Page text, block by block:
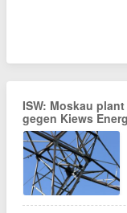
ISW: Moskau
gegen Kiews